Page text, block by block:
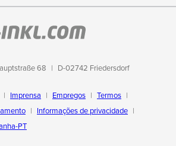
68 D-02742 Friedersdorf
Imprensa Empregos
Termos
Informações de privacidade
PT